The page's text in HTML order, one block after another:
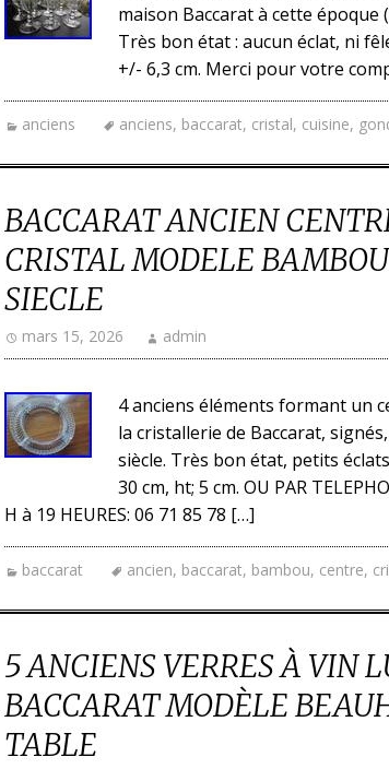
maison Baccarat à cette
Très bon état : aucun éclat, ni
+/- 6,3 cm. Merci pour votre
anciens anciens, baccarat, cristal, cuisine,
BACCARAT ANCIEN
CRISTAL MODELE
SIECLE
mars 15, 2026 admin
4 anciens éléments formant un
la cristallerie de Baccarat,
siècle. Très bon état, petits
30 cm, ht; 5 cm. OU PAR
H à 19 HEURES: 06 71 85 78 […]
baccarat ancien, baccarat, bambou, centre,
5 ANCIENS VERRES À VIN
BACCARAT MODÈLE
TABLE